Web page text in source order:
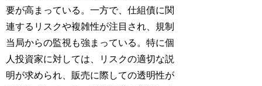
要が高まっている。一方で、仕組債に関
連するリスクや複雑性が注目され、規制
当局からの監視も強まっている。特に個
人投資家に対しては、リスクの適切な説
明が求められ、販売に際しての透明性が